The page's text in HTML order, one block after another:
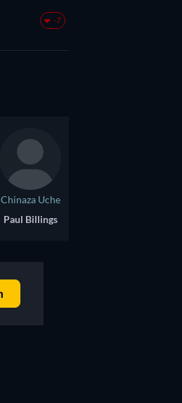
-7
Chinaza Uche
Paul Billings